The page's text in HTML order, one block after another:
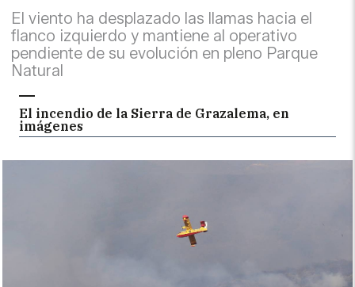
El viento ha desplazado las llamas hacia el
flanco izquierdo y mantiene al operativo
pendiente de su evolución en pleno Parque
Natural
El incendio de la Sierra de Grazalema, en
imágenes